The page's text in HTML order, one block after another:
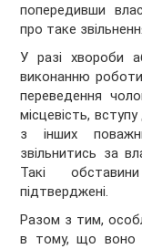
попередивши
про таке
У разі хвороби
виконанню
переведення
місцевість,
з інших
звільнитись за
Такі
підтверджені.
Разом з тим,
в тому, що воно